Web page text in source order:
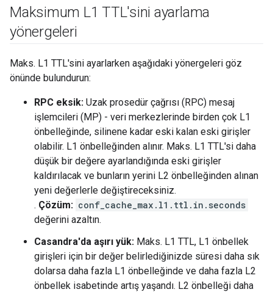
Maksimum L1 TTL'sini ayarlama
yönergeleri
Maks. L1 TTL'sini ayarlarken aşağıdaki yönergeleri göz
önünde bulundurun:
RPC eksik: Uzak prosedür çağrısı (RPC) mesaj
işlemcileri (MP) - veri merkezlerinde birden çok L1
önbelleğinde, silinene kadar eski kalan eski girişler
olabilir. L1 önbelleğinden alınır. Maks. L1 TTL'si daha
düşük bir değere ayarlandığında eski girişler
kaldırılacak ve bunların yerini L2 önbelleğinden alınan
yeni değerlerle değiştireceksiniz.
. Çözüm: conf_cache_max.l1.ttl.in.seconds
değerini azaltın.
Casandra'da aşırı yük: Maks. L1 TTL, L1 önbellek
girişleri için bir değer belirlediğinizde süresi daha sık
dolarsa daha fazla L1 önbelleğinde ve daha fazla L2
önbellek isabetinde artış yaşandı. L2 önbelleği daha